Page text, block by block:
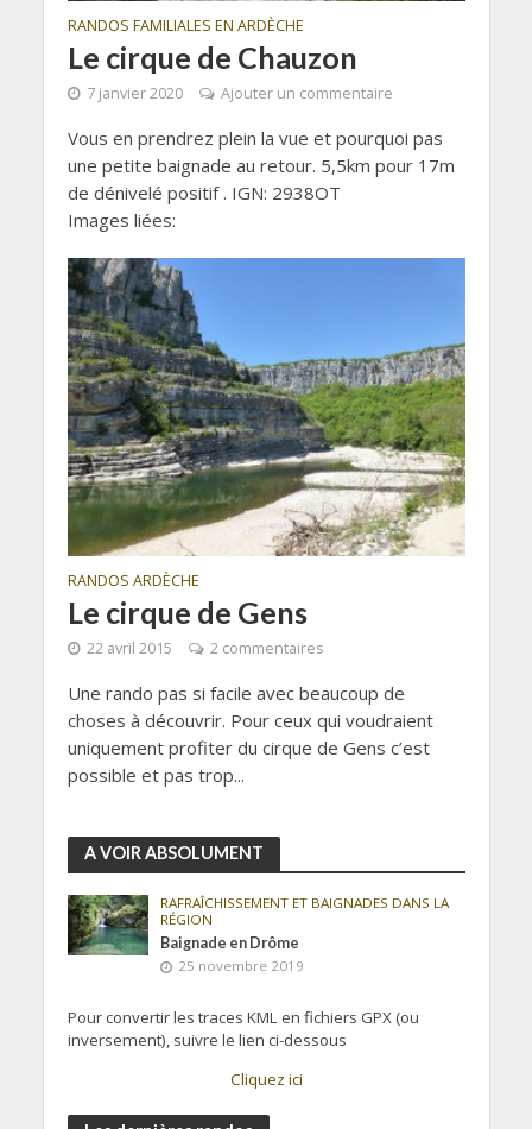
RANDOS FAMILIALES EN ARDÈCHE
Le cirque de Chauzon
7 janvier 2020 Ajouter un commentaire
Vous en prendrez plein la vue et pourquoi pas
une petite baignade au retour. 5,5km pour 17m
de dénivelé positif . IGN: 2938OT
Images liées:
RANDOS ARDÈCHE
Le cirque de Gens
22 avril 2015 2 commentaires
Une rando pas si facile avec beaucoup de
choses à découvrir. Pour ceux qui voudraient
uniquement profiter du cirque de Gens c’est
possible et pas trop...
A VOIR ABSOLUMENT
RAFRAÎCHISSEMENT ET BAIGNADES DANS LA
RÉGION
Baignade en Drôme
25 novembre 2019
Pour convertir les traces KML en fichiers GPX (ou
inversement), suivre le lien ci-dessous
Cliquez ici